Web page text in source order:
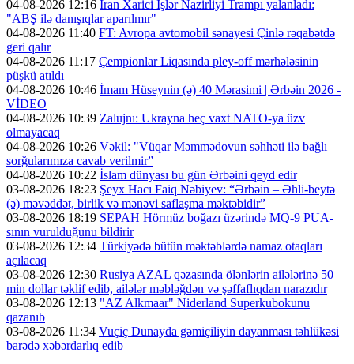
04-08-2026 12:16 İran Xarici İşlər Nazirliyi Trampı yalanladı:
"ABŞ ilə danışıqlar aparılmır"
04-08-2026 11:40 FT: Avropa avtomobil sənayesi Çinlə rəqabətdə
geri qalır
04-08-2026 11:17 Çempionlar Liqasında pley-off mərhələsinin
püşkü atıldı
04-08-2026 10:46 İmam Hüseynin (ə) 40 Mərasimi | Ərbəin 2026 -
VİDEO
04-08-2026 10:39 Zalujnı: Ukrayna heç vaxt NATO-ya üzv
olmayacaq
04-08-2026 10:26 Vəkil: "Vüqar Məmmədovun səhhəti ilə bağlı
sorğularımıza cavab verilmir”
04-08-2026 10:22 İslam dünyası bu gün Ərbəini qeyd edir
03-08-2026 18:23 Şeyx Hacı Faiq Nəbiyev: “Ərbəin – Əhli-beytə
(ə) məvəddət, birlik və mənəvi saflaşma məktəbidir”
03-08-2026 18:19 SEPAH Hörmüz boğazı üzərində MQ-9 PUA-
sının vurulduğunu bildirir
03-08-2026 12:34 Türkiyədə bütün məktəblərdə namaz otaqları
açılacaq
03-08-2026 12:30 Rusiya AZAL qəzasında ölənlərin ailələrinə 50
min dollar təklif edib, ailələr məbləğdən və şəffaflıqdan narazıdır
03-08-2026 12:13 "AZ Alkmaar" Niderland Superkubokunu
qazanıb
03-08-2026 11:34 Vuçiç Dunayda gəmiçiliyin dayanması təhlükəsi
barədə xəbərdarlıq edib